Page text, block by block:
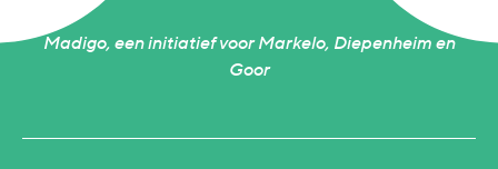
Madigo, een initiatief voor Markelo, Diepenheim en
Goor